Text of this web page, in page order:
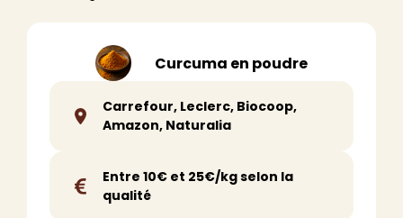
Curcuma en poudre
Carrefour, Leclerc, Biocoop,
Amazon, Naturalia
Entre 10€ et 25€/kg selon la
qualité